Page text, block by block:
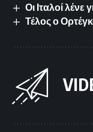
Οι Ιταλοί
Τέλος ο